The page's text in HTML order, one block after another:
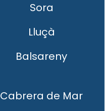
Sora
Lluçà
Balsareny
Cabrera de Mar